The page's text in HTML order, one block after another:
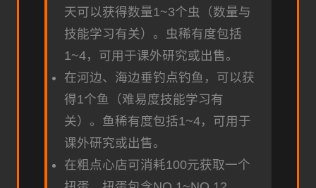
天可以获得数量1~3个虫（数量与
技能学习有关）。虫稀有度包括
1~4，可用于课外研究或出售。
在河边、海边垂钓点钓鱼，可以获
得1个鱼（难易度技能学习有
关）。鱼稀有度包括1~4，可用于
课外研究或出售。
在粗点心店可消耗100元获取一个